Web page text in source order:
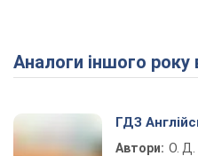
Аналоги іншого
ГДЗ
Автори: О. Д.